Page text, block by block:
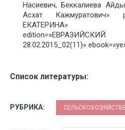
Насиевич, Беккалиева
Асхат Кажмуратович»
ЕКАТЕРИНА»
28.02.2015_02(11)»
Список литературы:
РУБРИКА: